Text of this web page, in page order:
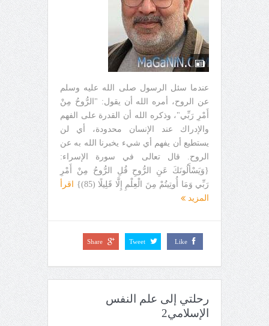
عندما سئل الرسول صلى الله عليه وسلم
عن الروح، أمره الله أن يقول: "الرُّوحُ مِنْ
أَمْرِ رَبِّي"، وذكره الله أن القدرة على الفهم
والإدراك عند الإنسان محدودة، أي لن
يستطيع أن يفهم أي شيء يخبرنا الله به عن
الروح. قال تعالى في سورة الإسراء:
{وَيَسْأَلُونَكَ عَنِ الرُّوحِ قُلِ الرُّوحُ مِنْ أَمْرِ
رَبِّي وَمَا أُوتِيتُمْ مِنَ الْعِلْمِ إِلَّا قَلِيلًا (85)}
اقرأ
المزيد
Like
Tweet
Share
رحلتي إلى علم النفس
الإسلامي2